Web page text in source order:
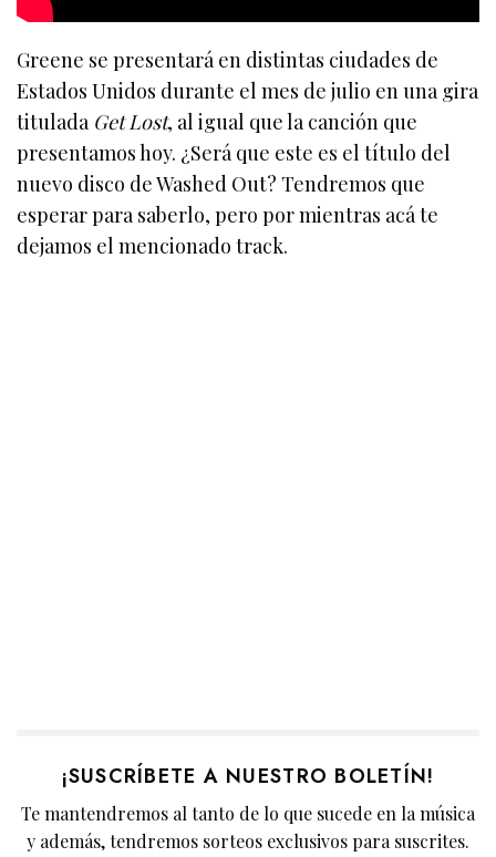
Greene se presentará en distintas ciudades de
Estados Unidos durante el mes de julio en una gira
titulada Get Lost, al igual que la canción que
presentamos hoy. ¿Será que este es el título del
nuevo disco de Washed Out? Tendremos que
esperar para saberlo, pero por mientras acá te
dejamos el mencionado track.
¡SUSCRÍBETE A NUESTRO BOLETÍN!
Te mantendremos al tanto de lo que sucede en la música
y además, tendremos sorteos exclusivos para suscrites.